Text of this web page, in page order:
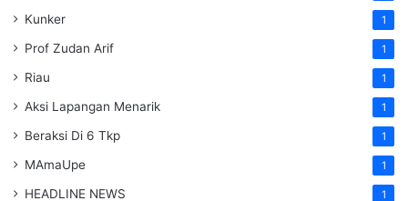
Kunker 1
Prof Zudan Arif 1
Riau 1
Aksi Lapangan Menarik 1
Beraksi Di 6 Tkp 1
MAmaUpe 1
HEADLINE NEWS 1